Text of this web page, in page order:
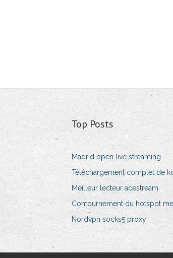
Top Posts
Madrid open live streaming
Téléchargement complet de
Meilleur lecteur acestream
Contournement du hotspot
Nordvpn socks5 proxy